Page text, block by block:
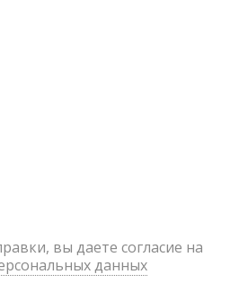
вы даете согласие на
данных